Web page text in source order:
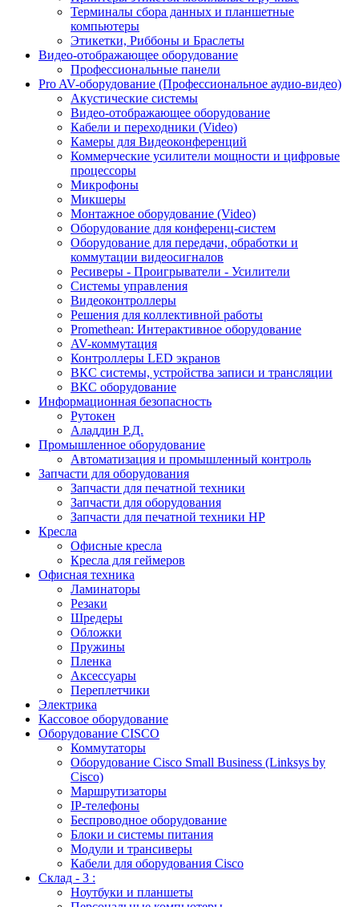
Терминалы сбора данных и планшетные
компьютеры
Этикетки, Риббоны и Браслеты
Видео-отображающее оборудование
Профессиональные панели
Pro AV-оборудование (Профессиональное аудио-видео)
Акустические системы
Видео-отображающее оборудование
Кабели и переходники (Video)
Камеры для Видеоконференций
Коммерческие усилители мощности и цифровые
процессоры
Микрофоны
Микшеры
Монтажное оборудование (Video)
Оборудование для конференц-систем
Оборудование для передачи, обработки и
коммутации видеосигналов
Ресиверы - Проигрыватели - Усилители
Системы управления
Видеоконтроллеры
Решения для коллективной работы
Promethean: Интерактивное оборудование
AV-коммутация
Контроллеры LED экранов
ВКС системы, устройства записи и трансляции
ВКС оборудование
Информационная безопасность
Рутокен
Аладдин Р.Д.
Промышленное оборудование
Автоматизация и промышленный контроль
Запчасти для оборудования
Запчасти для печатной техники
Запчасти для оборудования
Запчасти для печатной техники HP
Кресла
Офисные кресла
Кресла для геймеров
Офисная техника
Ламинаторы
Резаки
Шредеры
Обложки
Пружины
Пленка
Аксессуары
Переплетчики
Электрика
Кассовое оборудование
Оборудование CISCO
Коммутаторы
Оборудование Cisco Small Business (Linksys by
Cisco)
Маршрутизаторы
IP-телефоны
Беспроводное оборудование
Блоки и системы питания
Модули и трансиверы
Кабели для оборудования Cisco
Склад - 3 :
Ноутбуки и планшеты